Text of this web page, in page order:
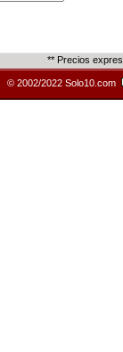
** Precios
© 2002/2022 Solo10.com